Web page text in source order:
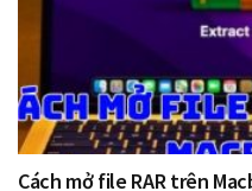
Cách mở file RAR trên